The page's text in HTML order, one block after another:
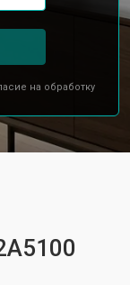
на обработку